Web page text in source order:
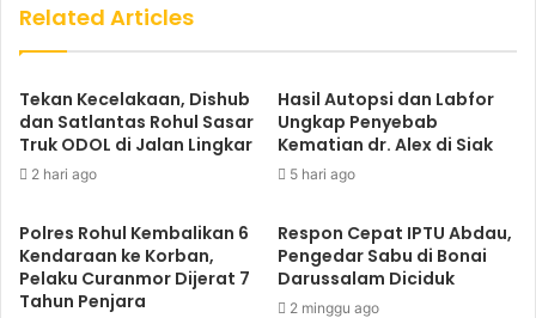
Related Articles
Tekan Kecelakaan, Dishub
dan Satlantas Rohul Sasar
Truk ODOL di Jalan Lingkar
2 hari ago
Hasil Autopsi dan Labfor
Ungkap Penyebab
Kematian dr. Alex di Siak
5 hari ago
Polres Rohul Kembalikan 6
Kendaraan ke Korban,
Pelaku Curanmor Dijerat 7
Tahun Penjara
Respon Cepat IPTU Abdau,
Pengedar Sabu di Bonai
Darussalam Diciduk
2 minggu ago